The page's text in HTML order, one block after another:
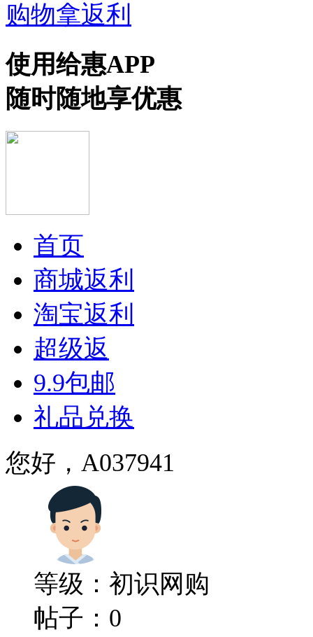
购物拿返利
使用给惠APP
随时随地享优惠
首页
商城返利
淘宝返利
超级返
9.9包邮
礼品兑换
您好，A037941
等级：初识网购
帖子：0